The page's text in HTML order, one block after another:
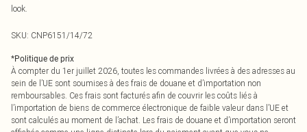
look.
SKU: CNP6151/14/72
*Politique de prix
À compter du 1er juillet 2026, toutes les commandes livrées à des adresses au
sein de l’UE sont soumises à des frais de douane et d’importation non
remboursables. Ces frais sont facturés afin de couvrir les coûts liés à
l’importation de biens de commerce électronique de faible valeur dans l’UE et
sont calculés au moment de l’achat. Les frais de douane et d’importation seront